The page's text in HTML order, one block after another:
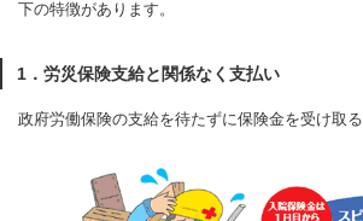
下の特徴があります。
1．労災保険支給と関係なく支払い
政府労働保険の支給を待たずに保険金を受け取る